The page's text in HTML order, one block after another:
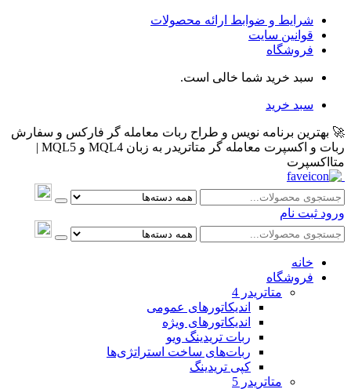
شرایط و ضوابط ارائه محصولات
قوانین سایت
فروشگاه
سبد خرید شما خالی است.
سبد خرید
🚀 بهترین برنامه نویس و طراح ربات معامله گر فارکس و سفارش
ربات و اکسپرت معامله گر متاتریدر به زبان MQL4 و MQL5 |
متااکسپرت
ورود ثبت نام
خانه
فروشگاه
متاتريدر 4
اندیکاتورهای عمومی
اندیکاتورهای ویژه
ربات تریدینگ ویو
ربات‌های ساخت استراتژی‌ها
کپی تریدینگ
متاتريدر 5